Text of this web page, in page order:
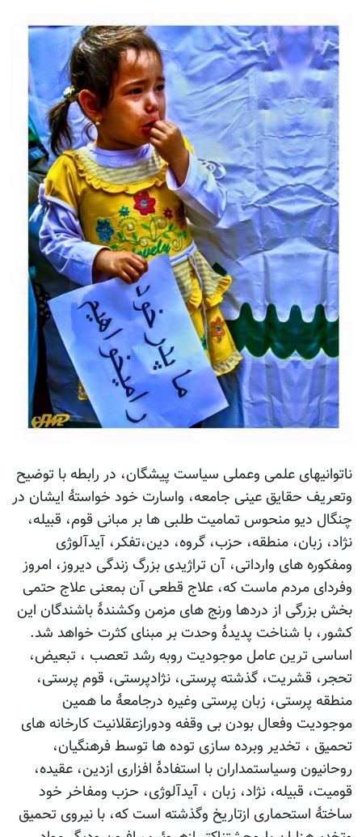
ناتوانیهای علمی وعملی سیاست پیشگان، در رابطه با توضیح
وتعریف حقایق عینی جامعه، واسارت خود خواستۀ ایشان در
چنگال دیو منحوس تمامیت طلبی ها بر مبانی قوم، قبیله،
نژاد، زبان، منطقه، حزب، گروه، دین،تفکر، آیدآلوژی
ومفکوره های وارداتی، آن تراژیدی بزرگ زندگی دیروز، امروز
وفردای مردم ماست که، علاج قطعی آن بمعنی علاج حتمی
بخش بزرگی از دردها ورنج های مزمن وکشندۀ باشندگان این
کشور، با شناخت پدیدۀ وحدت بر مبنای کثرت خواهد شد.
اساسی ترین عامل موجودیت روبه رشد تعصب ، تبعیض،
تحجر، قشریت، گذشته پرستی، نژادپرستی، قوم پرستی،
منطقه پرستی، زبان پرستی وغیره درجامعۀ ما همین
موجودیت وفعال بودن بی وقفه ودورازعقلانیت کارخانه های
تحمیق ، تخدیر وبرده سازی توده ها توسط فرهنگیان،
روحانیون وسیاستمداران با استفادۀ افزاری ازدین، عقیده،
قومیت، قبیله، نژاد، زبان ، آیدآلوژی، حزب ومفاخر خود
ساختۀ استحماری ازتاریخ وگذشته است که، با نیروی تحمیق